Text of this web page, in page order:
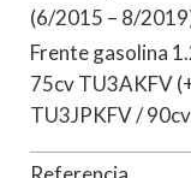
(6/2015 – 8/
Frente gasolina
75cv TU3AKFV
TU3JPKFV /